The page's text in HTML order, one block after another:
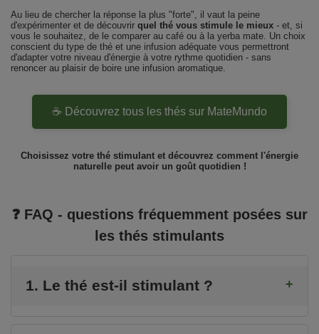
Au lieu de chercher la réponse la plus "forte", il vaut la peine
d'expérimenter et de découvrir quel thé vous stimule le mieux - et, si
vous le souhaitez, de le comparer au café ou à la yerba mate. Un choix
conscient du type de thé et une infusion adéquate vous permettront
d'adapter votre niveau d'énergie à votre rythme quotidien - sans
renoncer au plaisir de boire une infusion aromatique.
☕ Découvrez tous les thés sur MateMundo
Choisissez votre thé stimulant et découvrez comment l'énergie
naturelle peut avoir un goût quotidien !
❓ FAQ - questions fréquemment posées sur
les thés stimulants
1. Le thé est-il stimulant ?